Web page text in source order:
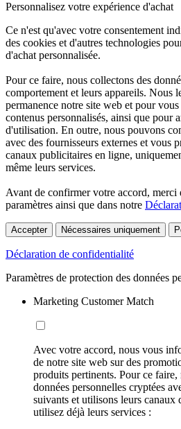
Personnalisez votre expérience d'achat
Ce n'est qu'avec votre consentement
des cookies et d'autres technologies
d'achat personnalisée.
Pour ce faire, nous collectons des
comportement et leurs appareils. Nous
permanence notre site web et pour
contenus personnalisés, ainsi que pour
d'utilisation. En outre, nous pouvons
avec des fournisseurs externes et vous
canaux publicitaires en ligne,
même leurs services.
Avant de confirmer votre accord, merci
paramètres ainsi que dans notre
Accepter Nécessaires uniquement
Déclaration de confidentialité
Paramètres de protection des données
Marketing Customer Match
Avec votre accord, nous vous
de notre site web sur des
produits pertinents. Pour ce
données personnelles cryptées
suivants et utilisons leurs
utilisez déjà leurs services :